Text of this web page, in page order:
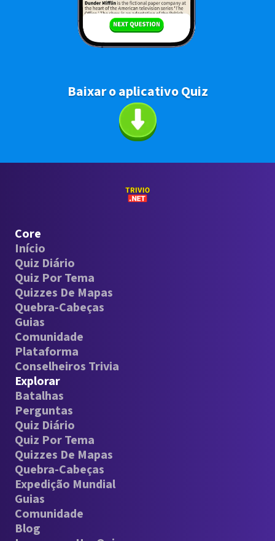
Baixar o aplicativo Quiz
Core
Início
Quiz Diário
Quiz Por Tema
Quizzes De Mapas
Quebra-Cabeças
Guias
Comunidade
Plataforma
Conselheiros Trivia
Explorar
Batalhas
Perguntas
Quiz Diário
Quiz Por Tema
Quizzes De Mapas
Quebra-Cabeças
Expedição Mundial
Guias
Comunidade
Blog